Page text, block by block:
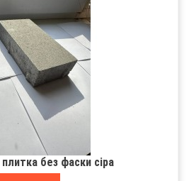
без фаски сіра